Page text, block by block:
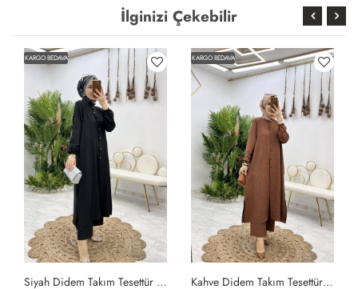
İlginizi Çekebilir
KARGO BEDAVA
Siyah Didem Takım Tesettür Giyim Siyah
KARGO BEDAVA
Kahve Didem Takım Tesettür Giyim Kahverengi